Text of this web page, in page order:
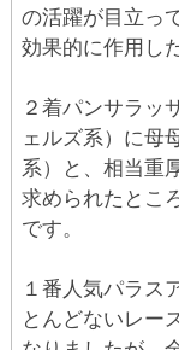
の活躍が目立っ
効果的に作用し
２着パンサラッ
ェルズ系）に母
系）と、相当重
求められたとこ
です。
１番人気パラス
とんどないレー